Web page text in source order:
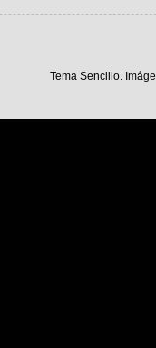
Tema Sencillo.